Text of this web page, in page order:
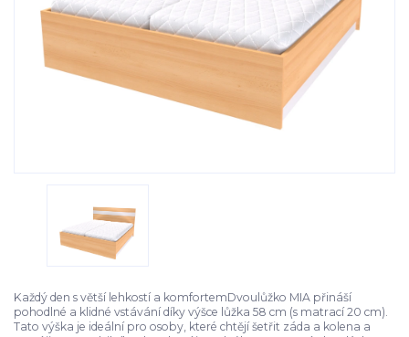
Každý den s větší lehkostí a komfortemDvoulůžko MIA přináší
pohodlné a klidné vstávání díky výšce lůžka 58 cm (s matrací 20 cm).
Tato výška je ideální pro osoby, které chtějí šetřit záda a kolena a